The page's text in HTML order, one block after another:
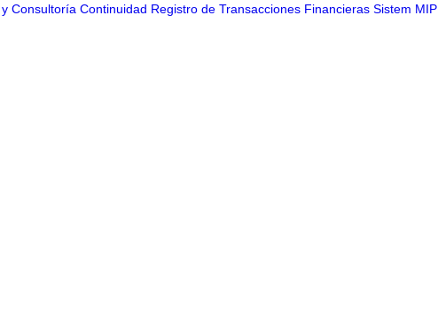
Consultoría Continuidad Registro de Transacciones Financieras Sistem MIP